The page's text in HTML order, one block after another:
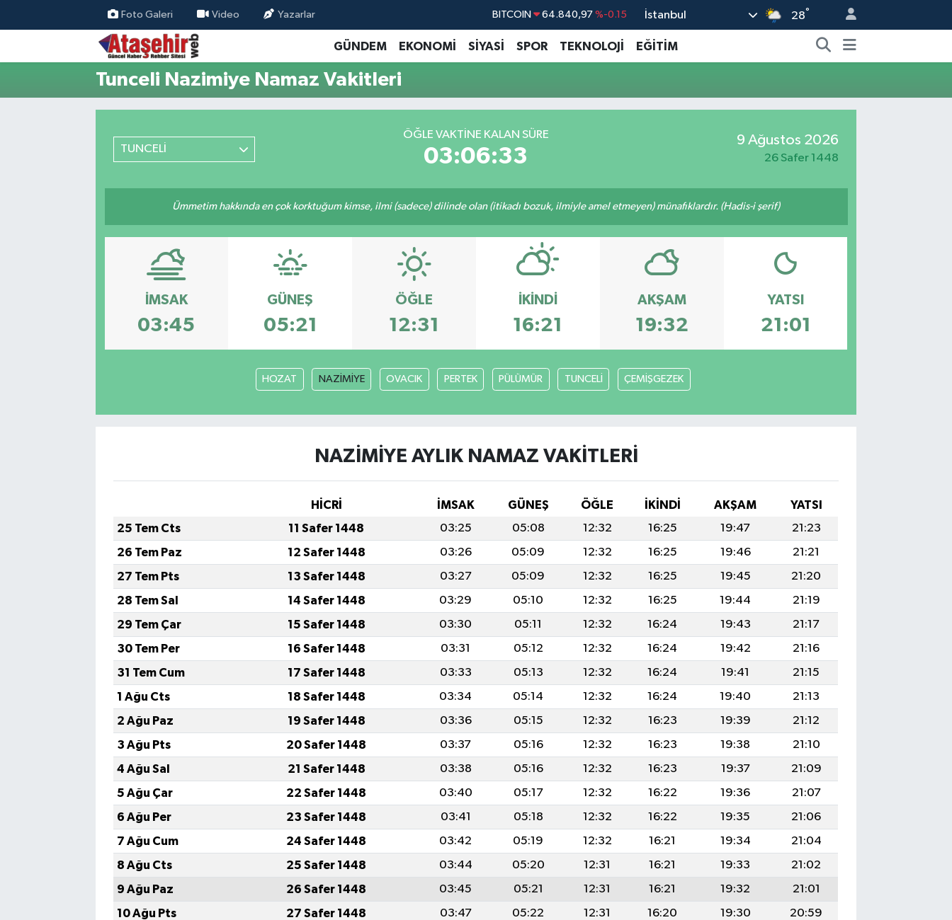
Foto Galeri Video Yazarlar BITCOIN 64.840,97 %-0.15
DOLAR 47,7436 %0.18
EURO 55,2510 %0.32
İstanbul 28°
GÜNDEM EKONOMİ SİYASİ SPOR TEKNOLOJİ EĞİTİM
Tunceli Nazimiye Namaz Vakitleri
TUNCELİ
ÖĞLE VAKTINE KALAN SÜRE
03:06:32
9 Ağustos 2026
26 Safer 1448
Ümmetim hakkında en çok korktuğum kimse, ilmi (sadece) dilinde olan (itikadı bozuk, ilmiyle amel etmeyen) münafıklardır. (Hadis-i şerif)
İMSAK
03:45
GÜNEŞ
05:21
ÖĞLE
12:31
İKINDI
16:21
AKŞAM
19:32
YATSI
21:01
HOZAT NAZİMİYE OVACIK PERTEK PÜLÜMÜR TUNCELİ ÇEMİŞGEZEK
NAZİMİYE AYLIK NAMAZ VAKITLERI
HİCRİ İMSAK GÜNEŞ ÖĞLE İKINDI AKŞAM
YATSI
25 Tem Cts
11 Safer 1448 03:25 05:08 12:32 16:25 19:47
21:23
26 Tem Paz
12 Safer 1448 03:26 05:09 12:32 16:25 19:46
21:21
27 Tem Pts
13 Safer 1448 03:27 05:09 12:32 16:25 19:45
21:20
28 Tem Sal
14 Safer 1448 03:29 05:10 12:32 16:25 19:44
21:19
29 Tem Çar
15 Safer 1448 03:30 05:11 12:32 16:24 19:43
21:17
30 Tem Per
16 Safer 1448 03:31 05:12 12:32 16:24 19:42
21:16
31 Tem Cum
17 Safer 1448 03:33 05:13 12:32 16:24 19:41
21:15
1 Ağu Cts
18 Safer 1448 03:34 05:14 12:32 16:24 19:40
21:13
2 Ağu Paz
19 Safer 1448 03:36 05:15 12:32 16:23 19:39
21:12
3 Ağu Pts
20 Safer 1448 03:37 05:16 12:32 16:23 19:38
21:10
4 Ağu Sal
21 Safer 1448 03:38 05:16 12:32 16:23 19:37
21:09
5 Ağu Çar
22 Safer 1448 03:40 05:17 12:32 16:22 19:36
21:07
6 Ağu Per
23 Safer 1448 03:41 05:18 12:32 16:22 19:35
21:06
7 Ağu Cum
24 Safer 1448 03:42 05:19 12:32 16:21 19:34
21:04
8 Ağu Cts
25 Safer 1448 03:44 05:20 12:31 16:21 19:33
21:02
9 Ağu Paz
26 Safer 1448 03:45 05:21 12:31 16:21 19:32
21:01
10 Ağu Pts
27 Safer 1448 03:47 05:22 12:31 16:20 19:30
20:59
Hava Durumu
Trafik Durumu
Tüm Manşetler